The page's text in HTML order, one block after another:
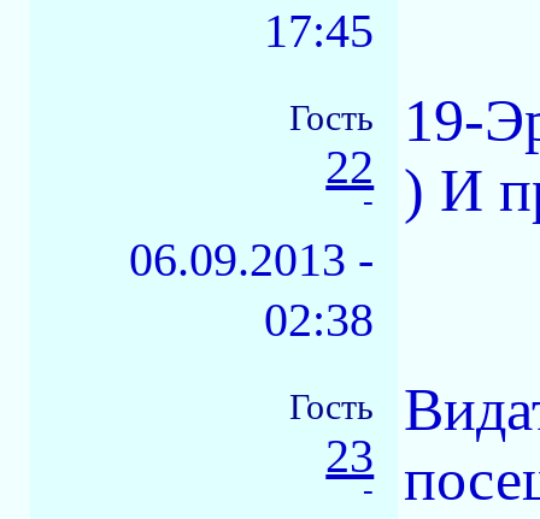
17:45
Гость
22
-
06.09.2013 -
02:38
19-
) И
Гость
23
-